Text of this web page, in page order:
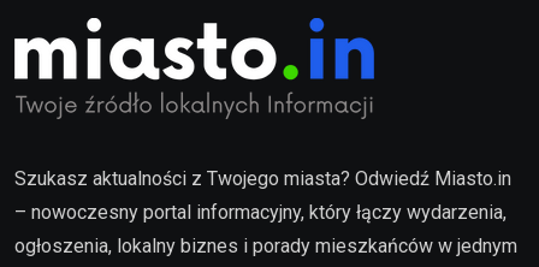
Szukasz aktualności z Twojego miasta? Odwiedź Miasto.in
– nowoczesny portal informacyjny, który łączy wydarzenia,
ogłoszenia, lokalny biznes i porady mieszkańców w jednym